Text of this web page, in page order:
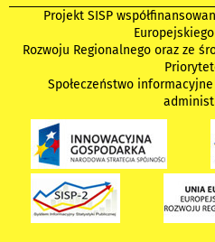
Projekt SISP
Rozwoju Regionalnego oraz ze
Społeczeństwo